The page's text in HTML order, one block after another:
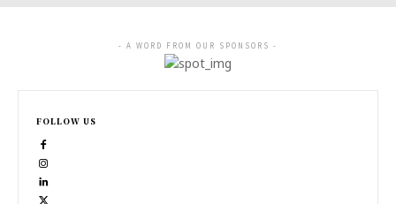
- A WORD FROM OUR SPONSORS -
FOLLOW US